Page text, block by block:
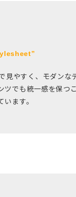
見やすく、モダンな
ツでも統一感を保つ
ます。